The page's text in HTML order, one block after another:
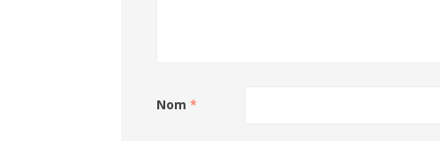
Nom *